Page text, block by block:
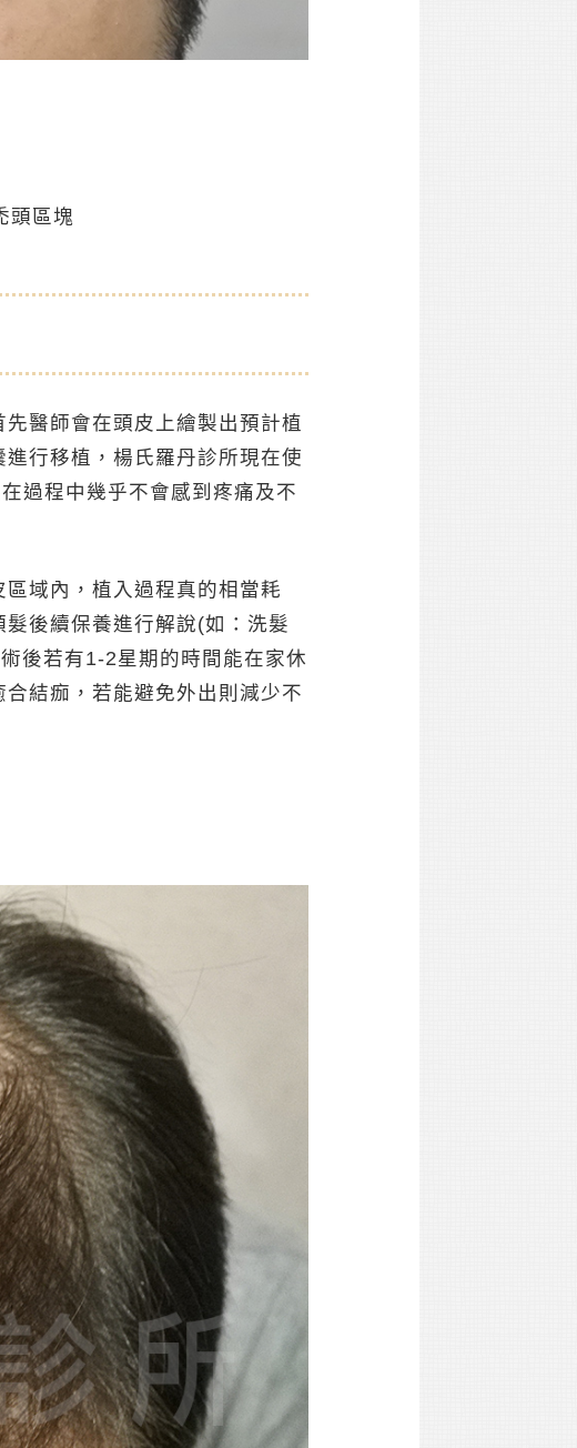
頭區塊
醫師會在頭皮上繪製出預計植
行移植，楊氏羅丹診所現在使
過程中幾乎不會感到疼痛及不
域內，植入過程真的相當耗
後續保養進行解說(如：洗髮
後若有1-2星期的時間能在家休
結痂，若能避免外出則減少不